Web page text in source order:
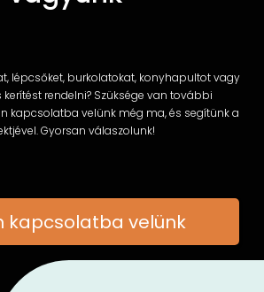
lépcsőket, burkolatokat, konyhapultot vagy
rendelni? Szüksége van további
kapcsolatba velünk még ma, és segítünk a
Gyorsan válaszolunk!
kapcsolatba velünk